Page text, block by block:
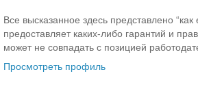
Все высказанное здесь представлено “как
предоставляет каких-либо гарантий и
может не совпадать с позицией
Просмотреть профиль